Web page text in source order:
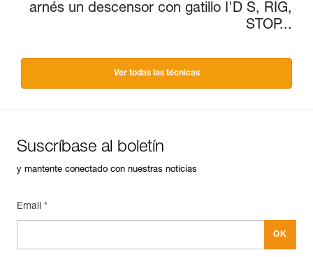
arnés un descensor con gatillo I'D S, RIG,
STOP...
Ver todas las técnicas
Suscríbase al boletín
y mantente conectado con nuestras noticias
Email *